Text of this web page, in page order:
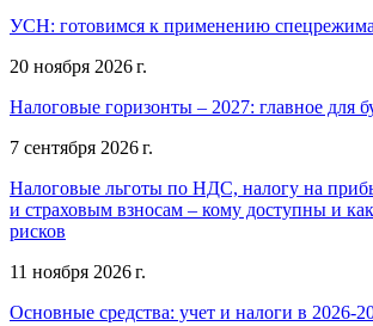
УСН: готовимся к применению
20 ноября 2026 г.
Налоговые горизонты – 2027: главное для
7 сентября 2026 г.
Налоговые льготы по НДС, налогу на
и страховым взносам – кому доступны и
рисков
11 ноября 2026 г.
Основные средства: учет и налоги в 2026-